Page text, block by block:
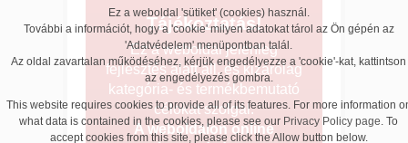
Ez a weboldal 'sütiket' (cookies) használ.
További a információt, hogy a 'cookie' milyen adatokat tárol az Ön gépén az
'Adatvédelem' menüpontban talál.
Az oldal zavartalan működéséhez, kérjük engedélyezze a 'cookie'-kat, kattintson
az engedélyezés gombra.
This website requires cookies to provide all of its features. For more information
what data is contained in the cookies, please see our Privacy Policy page. To
accept cookies from this site, please click the Allow button below.
Tájékoztatás!
Ez a weboldal jelenleg
fejlesztés alatt áll, és kizárólag
kategória- és termékbemutató
célokat szolgál.
A weboldalon online